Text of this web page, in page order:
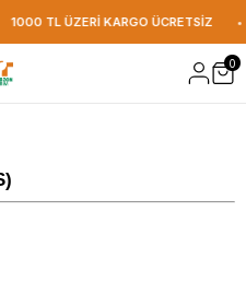
1000 TL ÜZERİ KARGO ÜCRETSİZ
0